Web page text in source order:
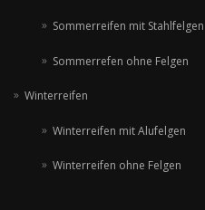
Sommerreifen mit Stahlfelgen
Sommerrefen ohne Felgen
Winterreifen
Winterreifen mit Alufelgen
Winterreifen ohne Felgen